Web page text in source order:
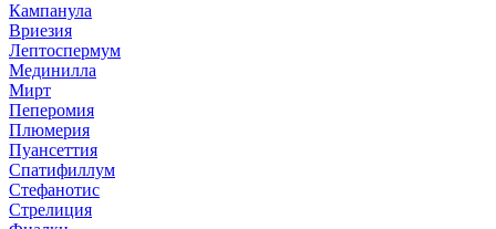
Кампанула
Вриезия
Лептоспермум
Мединилла
Мирт
Пеперомия
Плюмерия
Пуансеттия
Спатифиллум
Стефанотис
Стрелиция